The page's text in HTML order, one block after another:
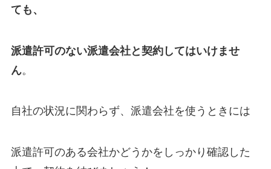
ても、
派遣許可のない派遣会社と契約してはいけませ
ん。
自社の状況に関わらず、派遣会社を使うときには
派遣許可のある会社かどうかをしっかり確認した